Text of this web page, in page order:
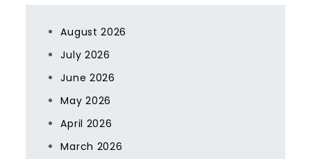
August 2026
July 2026
June 2026
May 2026
April 2026
March 2026